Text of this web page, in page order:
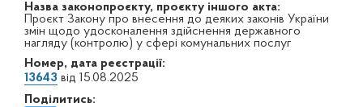
Назва законопроєкту, проєкту іншого акта:
Проєкт Закону про внесення до деяких законів України
змін щодо удосконалення здійснення державного
нагляду (контролю) у сфері комунальних послуг
Номер, дата реєстрації:
13643 від 15.08.2025
Поділитись: